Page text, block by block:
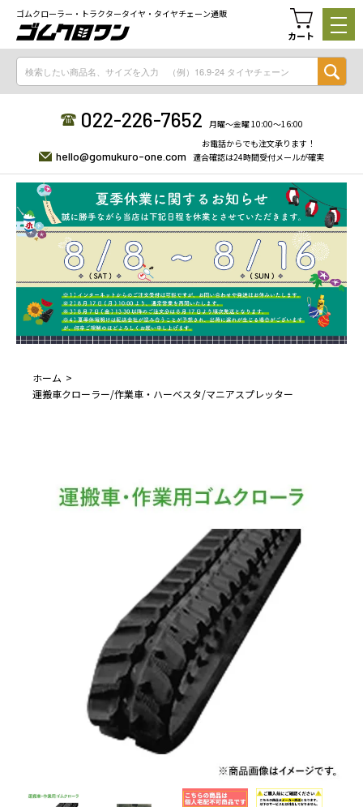
ゴムクローラー・トラクタータイヤ・タイヤチェーン通販
カート
022-226-7652 月曜〜金曜 10:00〜16:00
hello@gomukuro-one.com
お電話からでも注文承ります！
適合確認は24時間受付メールが確実
ホーム
運搬車クローラー/作業車・ハーベスタ/マニアスプレッター